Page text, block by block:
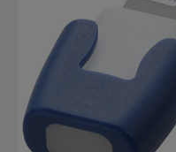
Fiskeset
Fiskedrag